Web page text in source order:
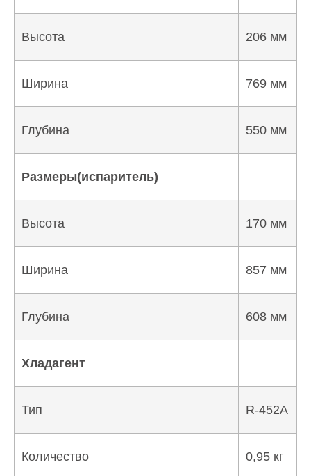
Высота 206 мм
Ширина 769 мм
Глубина 550 мм
Размеры(испаритель)
Высота 170 мм
Ширина 857 мм
Глубина 608 мм
Хладагент
Тип R-452A
Количество 0,95 кг